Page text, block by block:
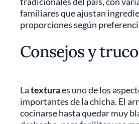
familiares que ajustan
proporciones según
Consejos y
Latexturaes uno de los
importantes de la chicha. El
cocinarse hasta quedar muy